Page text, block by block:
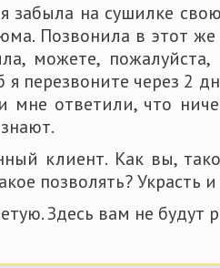
забыла на сушилке
Позвонила в этот же
можете,
я перезвоните через 2
мне ответили, что
клиент. Как вы,
позволять? Украсть
Здесь вам не будут